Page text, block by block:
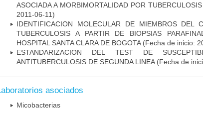
ASOCIADA A MORBIMORTALIDAD POR
2011-06-11)
IDENTIFICACION MOLECULAR DE MIEMBROS DEL
TUBERCULOSIS A PARTIR DE BIOPSIAS
HOSPITAL SANTA CLARA DE BOGOTA(Fecha de inicio:
ESTANDARIZACION DEL TEST DE
ANTITUBERCULOSIS DE SEGUNDA LINEA(Fecha de
asociados
Micobacterias